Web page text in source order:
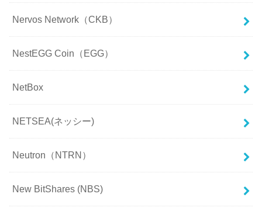
Nervos Network（CKB）
NestEGG Coin（EGG）
NetBox
NETSEA(ネッシー)
Neutron（NTRN）
New BitShares (NBS)